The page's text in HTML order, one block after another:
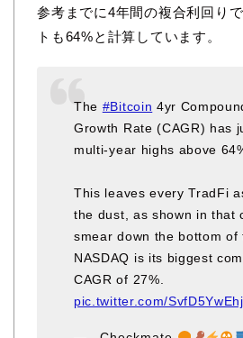
参考までに4年間の複合利回り
トも64%と計算しています。
The #Bitcoin 4yr
Growth Rate (CAGR) has
multi-year highs above
This leaves every TradFi
the dust, as shown in that
smear down the bottom of
NASDAQ is its biggest
CAGR of 27%.
pic.twitter.com/SvfD5YwEhj